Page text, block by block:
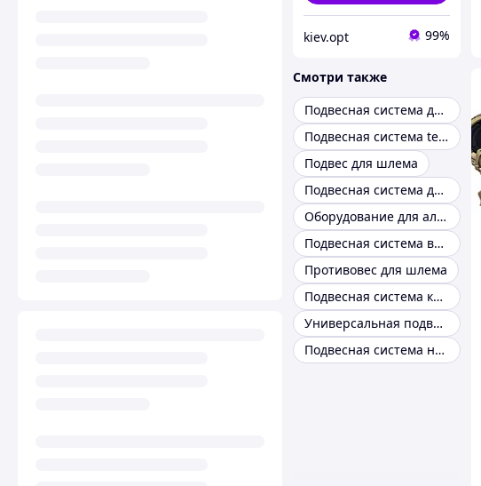
kiev.opt 99%
Смотри также
Подвесная система для шлема
Подвесная система team wendy
Подвес для шлема
Подвесная система для каски
Оборудование для альпинизма
Подвесная система венди
Противовес для шлема
Подвесная система крепления для шлема
Универсальная подвесная система для шлема
Подвесная система на шлем с ушами